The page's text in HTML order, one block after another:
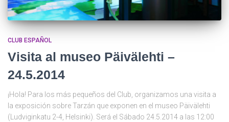
CLUB ESPAÑOL
Visita al museo Päivälehti –
24.5.2014
¡Hola! Para los más pequeños del Club, organizamos una visita a
la exposición sobre Tarzán que exponen en el museo Päivälehti
(Ludviginkatu 2-4, Helsinki). Será el Sábado 24.5.2014 a las 12:00